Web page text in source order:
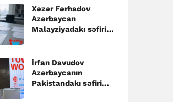
Xəzər Fərhadov
Azərbaycan
Malayziyadakı səfiri
İrfan Davudov
Azərbaycanın
Pakistandakı səfiri